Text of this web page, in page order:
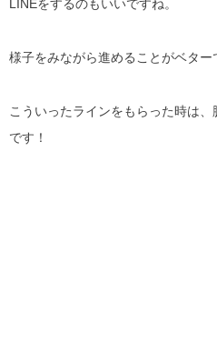
LINEをするのもいいですね。
様子をみながら進めることがベター
こういったラインをもらった時は
です！